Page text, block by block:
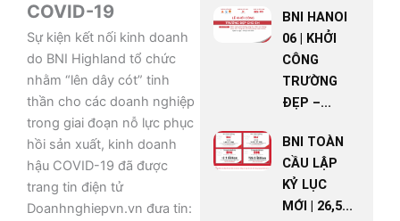
COVID-19
Sự kiện kết nối kinh doanh
do BNI Highland tổ chức
nhằm “lên dây cót” tinh
thần cho các doanh nghiệp
trong giai đoạn nỗ lực phục
hồi sản xuất, kinh doanh
hậu COVID-19 đã được
trang tin điện tử
Doanhnghiepvn.vn đưa tin:
BNI HANOI
06 | KHỞI
CÔNG
TRƯỜNG
ĐẸP –...
BNI TOÀN
CẦU LẬP
KỶ LỤC
MỚI | 26,5...